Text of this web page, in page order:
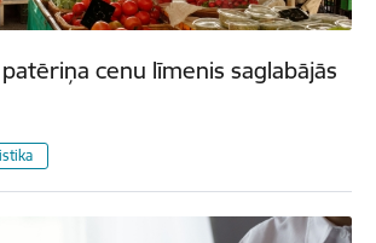
cenu līmenis saglabājās